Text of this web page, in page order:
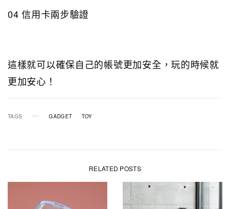
04 信用卡兩步驗證
這樣就可以確保自己的帳號更加安全，玩的時候就
更加安心！
TAGS GADGET TOY
RELATED POSTS